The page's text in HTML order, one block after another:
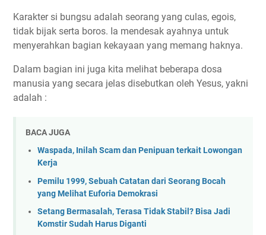
Karakter si bungsu adalah seorang yang culas, egois,
tidak bijak serta boros. Ia mendesak ayahnya untuk
menyerahkan bagian kekayaan yang memang haknya.
Dalam bagian ini juga kita melihat beberapa dosa
manusia yang secara jelas disebutkan oleh Yesus, yakni
adalah :
BACA JUGA
Waspada, Inilah Scam dan Penipuan terkait Lowongan
Kerja
Pemilu 1999, Sebuah Catatan dari Seorang Bocah
yang Melihat Euforia Demokrasi
Setang Bermasalah, Terasa Tidak Stabil? Bisa Jadi
Komstir Sudah Harus Diganti